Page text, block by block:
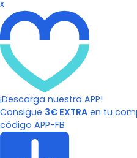
x
¡Descarga nuestra APP!
Consigue 3€ EXTRA en tu
código APP-FB